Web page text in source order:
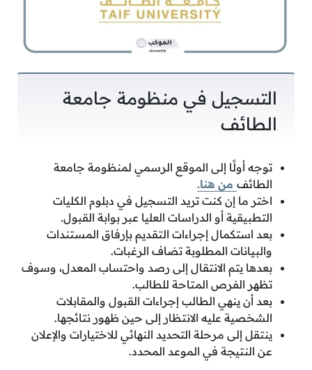
التسجيل في منظومة جامعة
الطائف
توجه أولًا إلى الموقع الرسمي لمنظومة جامعة
الطائف من هنا.
اختر ما إن كنت تريد التسجيل في دبلوم الكليات
التطبيقية أو الدراسات العليا عبر بوابة القبول.
بعد استكمال إجراءات التقديم بإرفاق المستندات
والبيانات المطلوبة تضاف الرغبات.
بعدها يتم الانتقال إلى رصد واحتساب المعدل، وسوف
تظهر الفرص المتاحة للطالب.
بعد أن ينهي الطالب إجراءات القبول والمقابلات
الشخصية عليه الانتظار إلى حين ظهور نتائجها.
ينتقل إلى مرحلة التحديد النهائي للاختيارات والإعلان
عن النتيجة في الموعد المحدد.